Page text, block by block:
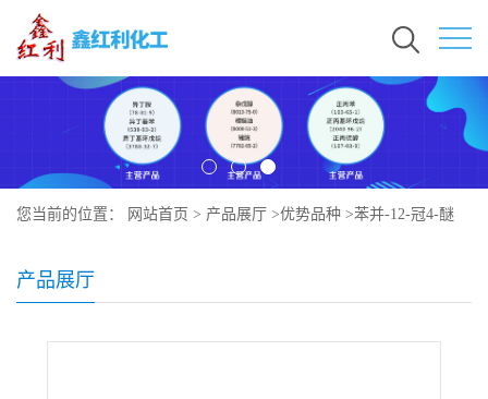
您当前的位置： 网站首页 > 产品展厅 >优势品种 >苯并-12-冠4-醚
产品展厅